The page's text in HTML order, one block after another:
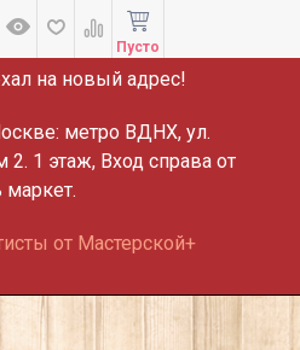
на новый адрес!
метро ВДНХ, ул.
1 этаж, Вход справа от
от Мастерской+
Пусто